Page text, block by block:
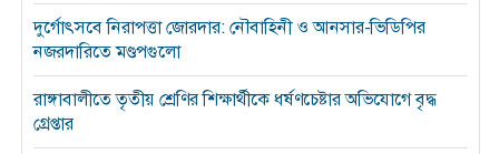
দুর্গোৎসবে নিরাপত্তা জোরদার: নৌবাহিনী ও আনসার-ভিডিপির
নজরদারিতে মণ্ডপগুলো
রাঙ্গাবালীতে তৃতীয় শ্রেণির শিক্ষার্থীকে ধর্ষণচেষ্টার অভিযোগে বৃদ্ধ
গ্রেপ্তার